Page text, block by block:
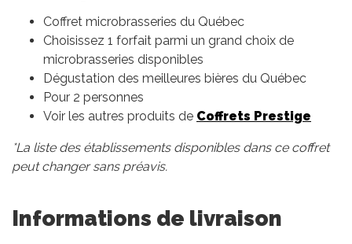
Coffret microbrasseries du Québec
Choisissez 1 forfait parmi un grand choix de
microbrasseries disponibles
Dégustation des meilleures bières du Québec
Pour 2 personnes
Voir les autres produits de Coffrets Prestige
*La liste des établissements disponibles dans ce coffret
peut changer sans préavis.
Informations de livraison